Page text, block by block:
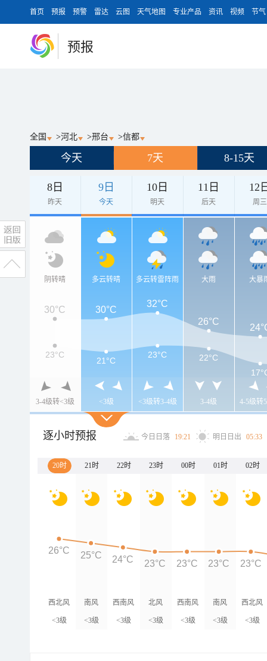
首页 预报 预警 雷达 云图 天气地图 专业产品 资讯 视频 节气
预报
全国 >河北 >邢台 >信都
今天 7天 8-15天
8日
昨天
9日
今天
10日
明天
11日
后天
12
周三
阴转晴
3-4级转<3级
多云转晴
<3级
多云转雷阵雨
<3级转3-4级
大雨
3-4级
大暴
4-5级转
30°C 30°C
32°C
26°C
23°C
21°C
23°C
22°C
逐小时预报 今日日落 19:21 明日日出 05:33
20时 21时 22时 23时 00时 01时 02时
西北风
<3级
南风
<3级
西南风
<3级
北风
<3级
西南风
<3级
南风
<3级
西北风
<3级
26°C 25°C 24°C 23°C 23°C 23°C 23°C